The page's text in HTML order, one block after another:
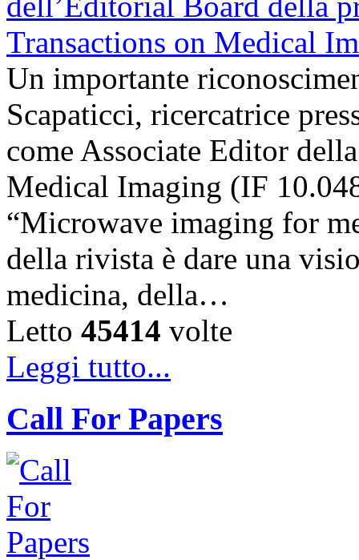
Un importante
Scapaticci, ricercatrice
come Associate Editor
Medical Imaging (IF
“Microwave imaging for
della rivista è dare una
medicina, della…
Letto 45414 volte
Leggi tutto...
Call For Papers